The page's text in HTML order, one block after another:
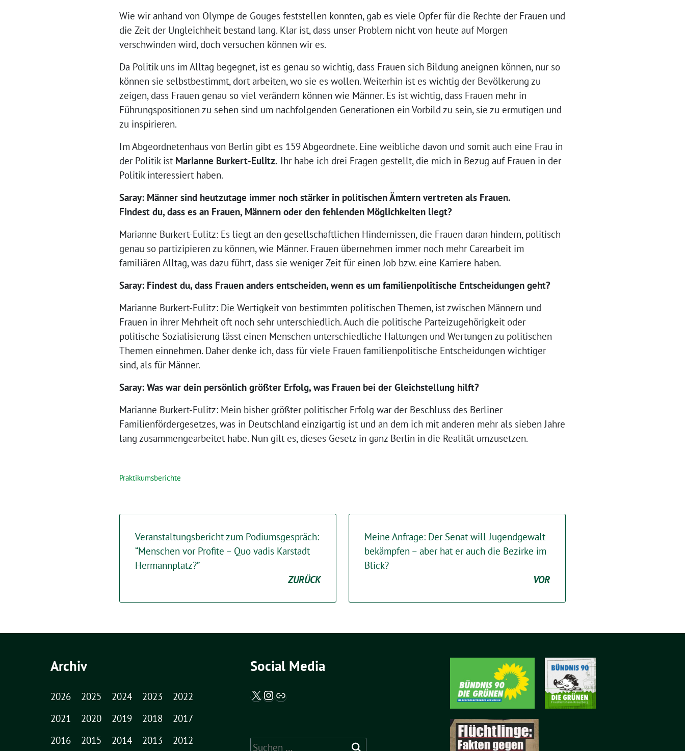
Wie wir anhand von Olympe de Gouges feststellen konnten, gab es viele Opfer für die Rechte der Frauen und
die Zeit der Ungleichheit bestand lang. Klar ist, dass unser Problem nicht von heute auf Morgen
verschwinden wird, doch versuchen können wir es.
Da Politik uns im Alltag begegnet, ist es genau so wichtig, dass Frauen sich Bildung aneignen können, nur so
können sie selbstbestimmt, dort arbeiten, wo sie es wollen. Weiterhin ist es wichtig der Bevölkerung zu
zeigen, dass Frauen genau so viel verändern können wie Männer. Es ist wichtig, dass Frauen mehr in
Führungspositionen zu sehen sind um nachfolgenden Generationen ein Vorbild zu sein, sie zu ermutigen und
zu inspirieren.
Im Abgeordnetenhaus von Berlin gibt es 159 Abgeordnete. Eine weibliche davon und somit auch eine Frau in
der Politik ist Marianne Burkert-Eulitz. Ihr habe ich drei Fragen gestellt, die mich in Bezug auf Frauen in der
Politik interessiert haben.
Saray: Männer sind heutzutage immer noch stärker in politischen Ämtern vertreten als Frauen.
Findest du, dass es an Frauen, Männern oder den fehlenden Möglichkeiten liegt?
Marianne Burkert-Eulitz: Es liegt an den gesellschaftlichen Hindernissen, die Frauen daran hindern, politisch
genau so partizipieren zu können, wie Männer. Frauen übernehmen immer noch mehr Carearbeit im
familiären Alltag, was dazu führt, dass sie weniger Zeit für einen Job bzw. eine Karriere haben.
Saray: Findest du, dass Frauen anders entscheiden, wenn es um familienpolitische Entscheidungen geht?
Marianne Burkert-Eulitz: Die Wertigkeit von bestimmten politischen Themen, ist zwischen Männern und
Frauen in ihrer Mehrheit oft noch sehr unterschiedlich. Auch die politische Parteizugehörigkeit oder
politische Sozialisierung lässt einen Menschen unterschiedliche Haltungen und Wertungen zu politischen
Themen einnehmen. Daher denke ich, dass für viele Frauen familienpolitische Entscheidungen wichtiger
sind, als für Männer.
Saray: Was war dein persönlich größter Erfolg, was Frauen bei der Gleichstellung hilft?
Marianne Burkert-Eulitz: Mein bisher größter politischer Erfolg war der Beschluss des Berliner
Familienfördergesetzes, was in Deutschland einzigartig ist und an dem ich mit anderen mehr als sieben Jahre
lang zusammengearbeitet habe. Nun gilt es, dieses Gesetz in ganz Berlin in die Realität umzusetzen.
Praktikumsberichte
Veranstaltungsbericht zum Podiumsgespräch:
“Menschen vor Profite – Quo vadis Karstadt
Hermannplatz?”
ZURÜCK
Meine Anfrage: Der Senat will Jugendgewalt
bekämpfen – aber hat er auch die Bezirke im
Blick?
VOR
Archiv
2026 2025 2024 2023
2022
2021
2020 2019 2018
2017
2016
2015 2014 2013 2012
Social Media
X / Twitter
Instagram
Abgeordnetenwatch
Suche